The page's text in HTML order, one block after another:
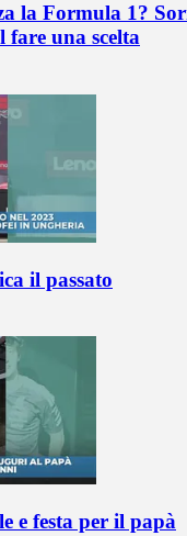
la Formula 1?
una scelta
il passato
e festa per il papà